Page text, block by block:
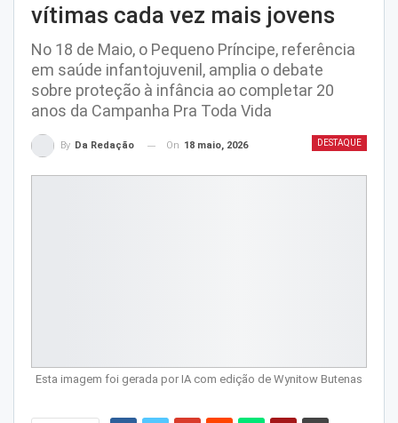
vítimas cada vez mais jovens
No 18 de Maio, o Pequeno Príncipe, referência
em saúde infantojuvenil, amplia o debate
sobre proteção à infância ao completar 20
anos da Campanha Pra Toda Vida
DESTAQUE
By Da Redação On 18 maio, 2026
Esta imagem foi gerada por IA com edição de Wynitow Butenas